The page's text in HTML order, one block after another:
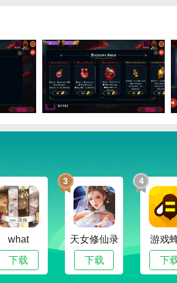
戏体验。
游戏中的角色？
统。通过升级装备和解锁技能树，
影杀手战斗风格；
藏关卡设计，每一场战斗都充满新
玩家的策略和操作；
强大的boss战斗将为玩家带来激动
成为真正的暗影英雄。
听觉盛宴。简单流畅的操作为您带
斗体验。
what
下载
3
天女修仙录
下载
4
游戏
下